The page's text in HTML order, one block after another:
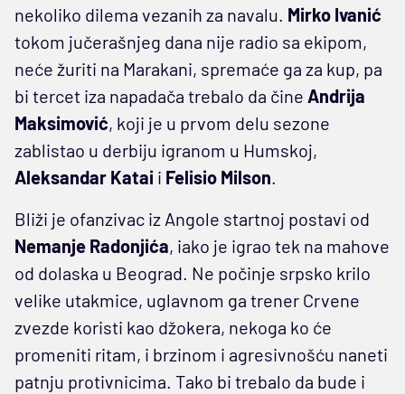
nekoliko dilema vezanih za navalu. Mirko Ivanić
tokom jučerašnjeg dana nije radio sa ekipom,
neće žuriti na Marakani, spremaće ga za kup, pa
bi tercet iza napadača trebalo da čine Andrija
Maksimović, koji je u prvom delu sezone
zablistao u derbiju igranom u Humskoj,
Aleksandar Katai i Felisio Milson.
Bliži je ofanzivac iz Angole startnoj postavi od
Nemanje Radonjića, iako je igrao tek na mahove
od dolaska u Beograd. Ne počinje srpsko krilo
velike utakmice, uglavnom ga trener Crvene
zvezde koristi kao džokera, nekoga ko će
promeniti ritam, i brzinom i agresivnošću naneti
patnju protivnicima. Tako bi trebalo da bude i